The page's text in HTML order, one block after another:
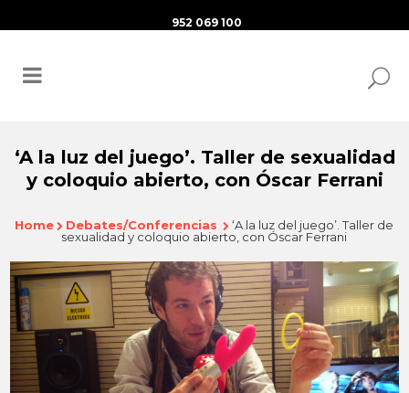
952 069 100
‘A la luz del juego’. Taller de sexualidad
y coloquio abierto, con Óscar Ferrani
Home Debates/Conferencias
‘A la luz del juego’. Taller de
sexualidad y coloquio abierto, con Óscar Ferrani